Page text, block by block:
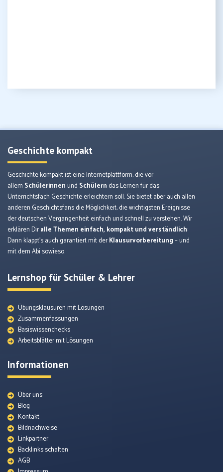
Themenunterseiten
Arbeitsblätter
Geschichte kompakt
Geschichte kompakt ist eine Internetplattform, die vor
allem Schülerinnen und Schülern das Lernen für das
Unterrichtsfach Geschichte erleichtern soll. Sie bietet aber auch allen
anderen Geschichtsfans die Möglichkeit, die wichtigsten Ereignisse
der deutschen Vergangenheit einfach und schnell zu verstehen. Wir
erklären Diralle Themen einfach, kompakt und verständlich:
Dann klappt’s auch garantiert mit derKlausurvorbereitung– und
mit dem Abi sowieso.
Lernshop für Schüler & Lehrer
Übungsklausuren mit Lösungen
Zusammenfassungen
Basiswissenchecks
Arbeitsblätter mit Lösungen
Informationen
Über uns
Blog
Kontakt
Bildnachweise
Linkpartner
Backlinks schalten
AGB